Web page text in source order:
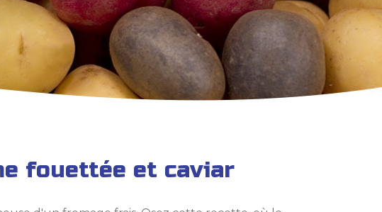
fouettée et caviar